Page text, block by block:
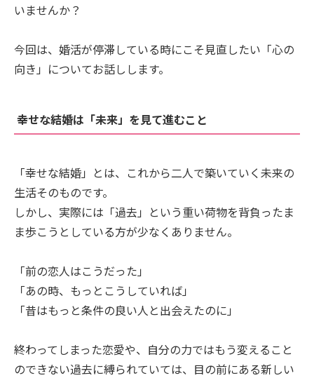
いませんか？
今回は、婚活が停滞している時にこそ見直したい「心の
向き」についてお話しします。
幸せな結婚は「未来」を見て進むこと
「幸せな結婚」とは、これから二人で築いていく未来の
生活そのものです。
しかし、実際には「過去」という重い荷物を背負ったま
ま歩こうとしている方が少なくありません。
「前の恋人はこうだった」
「あの時、もっとこうしていれば」
「昔はもっと条件の良い人と出会えたのに」
終わってしまった恋愛や、自分の力ではもう変えること
のできない過去に縛られていては、目の前にある新しい